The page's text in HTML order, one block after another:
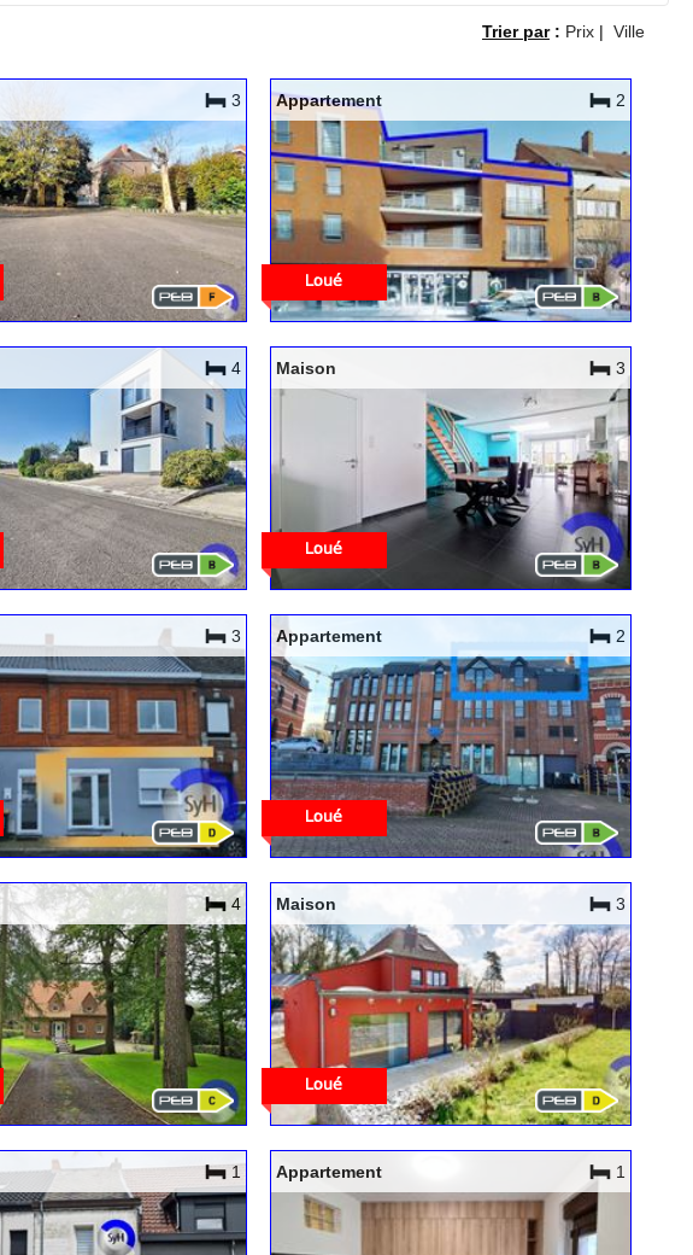
Trier par: Prix| Ville
3 Appartement 2
4 Maison 3
3 Appartement 2
4 Maison 3
1 Appartement 1